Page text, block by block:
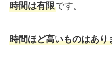
時間は有限です。
時間ほど高いものはあり